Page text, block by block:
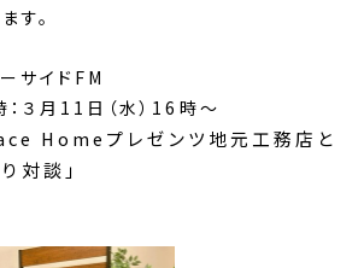
す。
サイドFM
３月11日（水）16時～
Homeプレゼンツ地元工務店と
対談」